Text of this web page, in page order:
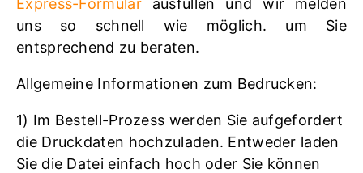
Express-Formular ausfüllen und wir melden
uns so schnell wie möglich. um Sie
entsprechend zu beraten.
Allgemeine Informationen zum Bedrucken:
1) Im Bestell-Prozess werden Sie aufgefordert
die Druckdaten hochzuladen. Entweder laden
Sie die Datei einfach hoch oder Sie können